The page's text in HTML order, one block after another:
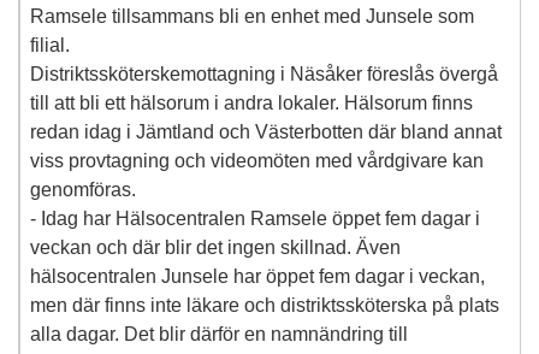
Ramsele tillsammans bli en enhet med Junsele som
filial.
Distriktssköterskemottagning i Näsåker föreslås övergå
till att bli ett hälsorum i andra lokaler. Hälsorum finns
redan idag i Jämtland och Västerbotten där bland annat
viss provtagning och videomöten med vårdgivare kan
genomföras.
- Idag har Hälsocentralen Ramsele öppet fem dagar i
veckan och där blir det ingen skillnad. Även
hälsocentralen Junsele har öppet fem dagar i veckan,
men där finns inte läkare och distriktssköterska på plats
alla dagar. Det blir därför en namnändring till